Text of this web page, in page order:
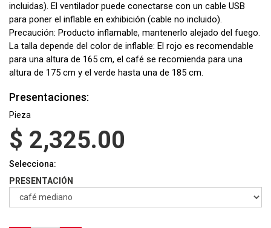
incluidas). El ventilador puede conectarse con un cable USB
para poner el inflable en exhibición (cable no incluido).
Precaución: Producto inflamable, mantenerlo alejado del fuego.
La talla depende del color de inflable: El rojo es recomendable
para una altura de 165 cm, el café se recomienda para una
altura de 175 cm y el verde hasta una de 185 cm.
Presentaciones:
Pieza
$ 2,325.00
Selecciona:
PRESENTACIÓN